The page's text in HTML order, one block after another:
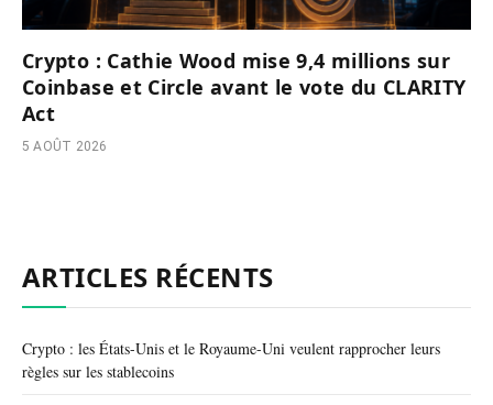
Crypto : Cathie Wood mise 9,4 millions sur
Coinbase et Circle avant le vote du CLARITY
Act
5 AOÛT 2026
ARTICLES RÉCENTS
Crypto : les États-Unis et le Royaume-Uni veulent rapprocher leurs
règles sur les stablecoins